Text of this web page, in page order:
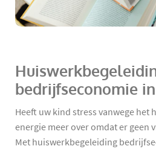
bedrijfseconomie
Heeft uw kind stress vanwege het
energie meer over omdat er geen
Met huiswerkbegeleiding